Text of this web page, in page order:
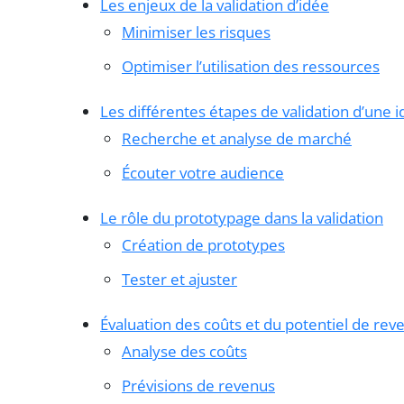
Les enjeux de la validation d’idée
Minimiser les risques
Optimiser l’utilisation des ressources
Les différentes étapes de validation d’une
Recherche et analyse de marché
Écouter votre audience
Le rôle du prototypage dans la validation
Création de prototypes
Tester et ajuster
Évaluation des coûts et du potentiel de
Analyse des coûts
Prévisions de revenus